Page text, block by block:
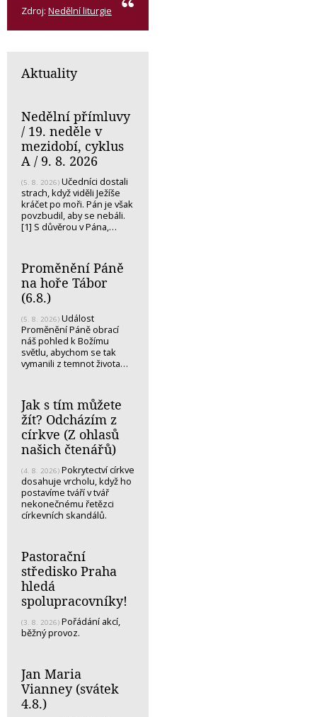
Zdroj: Nedělní liturgie
Aktuality
Nedělní přímluvy
/ 19. neděle v
mezidobí, cyklus
A / 9. 8. 2026
(5. 8. 2026) Učedníci dostali
strach, když viděli Ježíše
kráčet po moři. Pán je však
povzbudil, aby se nebáli.
[1] S důvěrou v Pána,…
Proměnění Páně
na hoře Tábor
(6.8.)
(5. 8. 2026) Událost
Proměnění Páně obrací
náš pohled k Božímu
světlu, abychom se tak
vymanili z temnot života…
Jak s tím můžete
žít? Odcházím z
církve (Z ohlasů
našich čtenářů)
(4. 8. 2026) Pokrytectví církve
dosahuje vrcholu, když ho
postavíme tváří v tvář
nekonečnému řetězci
církevních skandálů.
Pastorační
středisko Praha
hledá
spolupracovníky!
(3. 8. 2026) Pořádání akcí,
běžný provoz.
Jan Maria
Vianney (svátek
4.8.)